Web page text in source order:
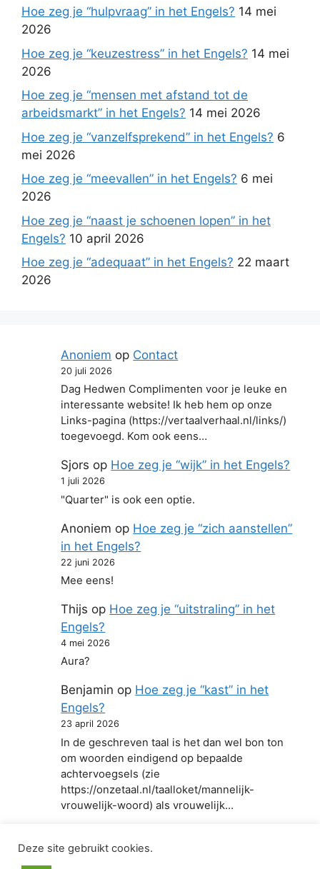
Hoe zeg je “hulpvraag” in het Engels? 14 mei
2026
Hoe zeg je “keuzestress” in het Engels? 14 mei
2026
Hoe zeg je “mensen met afstand tot de
arbeidsmarkt” in het Engels? 14 mei 2026
Hoe zeg je “vanzelfsprekend” in het Engels? 6
mei 2026
Hoe zeg je “meevallen” in het Engels? 6 mei
2026
Hoe zeg je “naast je schoenen lopen” in het
Engels? 10 april 2026
Hoe zeg je “adequaat” in het Engels? 22 maart
2026
Anoniem op Contact
20 juli 2026
Dag Hedwen Complimenten voor je leuke en
interessante website! Ik heb hem op onze
Links-pagina (https://vertaalverhaal.nl/links/)
toegevoegd. Kom ook eens…
Sjors op Hoe zeg je “wijk” in het Engels?
1 juli 2026
"Quarter" is ook een optie.
Anoniem op Hoe zeg je “zich aanstellen”
in het Engels?
22 juni 2026
Mee eens!
Thijs op Hoe zeg je “uitstraling” in het
Engels?
4 mei 2026
Aura?
Benjamin op Hoe zeg je “kast” in het
Engels?
23 april 2026
In de geschreven taal is het dan wel bon ton
om woorden eindigend op bepaalde
achtervoegsels (zie
https://onzetaal.nl/taalloket/mannelijk-
vrouwelijk-woord) als vrouwelijk…
Deze site gebruikt cookies.